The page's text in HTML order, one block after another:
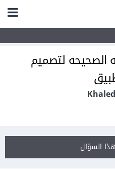
الصحيحه لتصميم
السؤال